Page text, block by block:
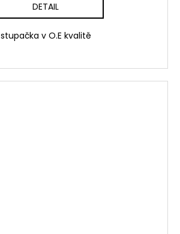
DETAIL
stupačka v O.E kvalitě